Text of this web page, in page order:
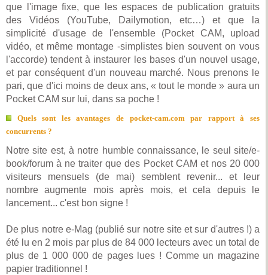
que l'image fixe, que les espaces de publication gratuits
des Vidéos (YouTube, Dailymotion, etc…) et que la
simplicité d'usage de l'ensemble (Pocket CAM, upload
vidéo, et même montage -simplistes bien souvent on vous
l'accorde) tendent à instaurer les bases d'un nouvel usage,
et par conséquent d'un nouveau marché. Nous prenons le
pari, que d'ici moins de deux ans, « tout le monde » aura un
Pocket CAM sur lui, dans sa poche !
Quels sont les avantages de pocket-cam.com par rapport à ses
concurrents ?
Notre site est, à notre humble connaissance, le seul site/e-
book/forum à ne traiter que des Pocket CAM et nos 20 000
visiteurs mensuels (de mai) semblent revenir... et leur
nombre augmente mois après mois, et cela depuis le
lancement... c'est bon signe !
De plus notre e-Mag (publié sur notre site et sur d'autres !) a
été lu en 2 mois par plus de 84 000 lecteurs avec un total de
plus de 1 000 000 de pages lues ! Comme un magazine
papier traditionnel !